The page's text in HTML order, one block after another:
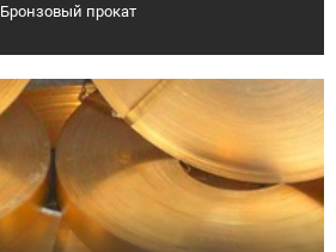
Бронзовый прокат